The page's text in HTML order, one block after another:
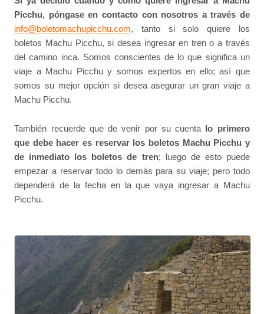
Picchu, póngase en contacto con nosotros a través de
info@boletomachupicchu.com, tanto si solo quiere los
boletos Machu Picchu, si desea ingresar en tren o a través
del camino inca. Somos conscientes de lo que significa un
viaje a Machu Picchu y somos expertos en ello; así que
somos su mejor opción si desea asegurar un gran viaje a
Machu Picchu.
También recuerde que de venir por su cuenta lo primero
que debe hacer es reservar los boletos Machu Picchu y
de inmediato los boletos de tren; luego de esto puede
empezar a reservar todo lo demás para su viaje; pero todo
dependerá de la fecha en la que vaya ingresar a Machu
Picchu.